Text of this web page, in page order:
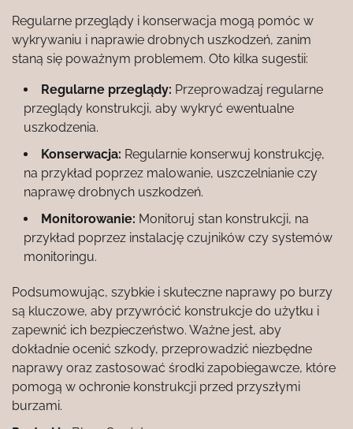
Regularne przeglądy i konserwacja mogą pomóc w
wykrywaniu i naprawie drobnych uszkodzeń, zanim
staną się poważnym problemem. Oto kilka sugestii:
Regularne przeglądy: Przeprowadzaj regularne
przeglądy konstrukcji, aby wykryć ewentualne
uszkodzenia.
Konserwacja: Regularnie konserwuj konstrukcję,
na przykład poprzez malowanie, uszczelnianie czy
naprawę drobnych uszkodzeń.
Monitorowanie: Monitoruj stan konstrukcji, na
przykład poprzez instalację czujników czy systemów
monitoringu.
Podsumowując, szybkie i skuteczne naprawy po burzy
są kluczowe, aby przywrócić konstrukcje do użytku i
zapewnić ich bezpieczeństwo. Ważne jest, aby
dokładnie ocenić szkody, przeprowadzić niezbędne
naprawy oraz zastosować środki zapobiegawcze, które
pomogą w ochronie konstrukcji przed przyszłymi
burzami.